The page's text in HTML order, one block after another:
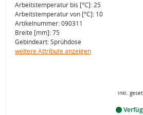
Arbeitstemperatur bis [°C]: 25
Arbeitstemperatur von [°C]: 10
Artikelnummer: 090311
Breite [mm]: 75
Gebindeart: Sprühdose
weitere Attribute anzeigen
inkl.